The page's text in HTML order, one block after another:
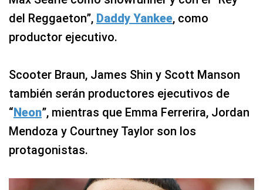
del Reggaeton”, Daddy Yankee, como
productor ejecutivo.
Scooter Braun, James Shin y Scott Manson
también serán productores ejecutivos de
“Neon”, mientras que Emma Ferrerira, Jordan
Mendoza y Courtney Taylor son los
protagonistas.